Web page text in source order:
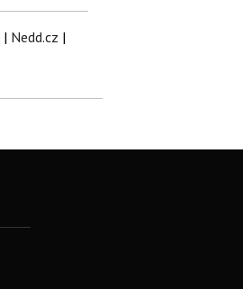
| Nedd.cz |